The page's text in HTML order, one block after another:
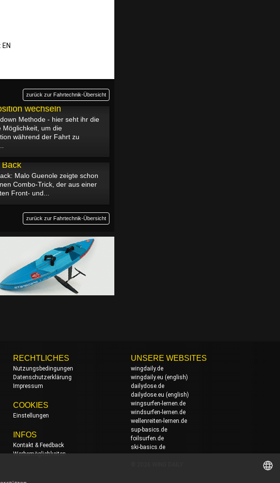
EN
zurück zur Fahrtechnik-Übersicht
wechseln
Methode - hier seht ihr die
Möglichkeit, um die
während der Fahrt zu
Back
Malo Guenole zeigte schon
Combo-Trick, der aus einer
Front- und...
zurück zur Fahrtechnik-Übersicht
RECHTLICHES
Nutzungsbedingungen
Datenschutzerklärung
Impressum
COOKIES
Einstellungen
INFOS
Kontakt & Feedback
Werbemöglichkeiten
UNSERE WEBSITES
wingdaily.de
wingdaily.eu (english)
dailydose.de
dailydose.eu (english)
wingsurfen-lernen.de
windsurfen-lernen.de
wellenreiten-lernen.de
sup-basics.de
foilsurfen.de
ski-basics.de